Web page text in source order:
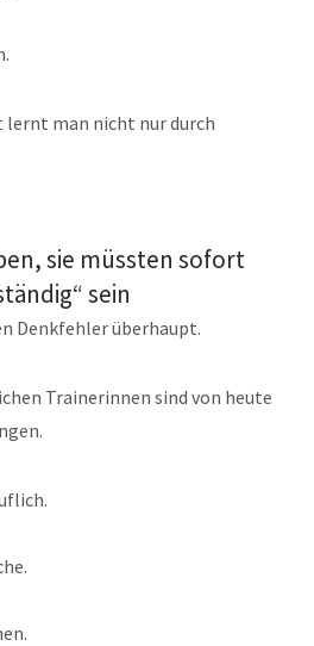
man nicht nur durch
sie müssten sofort
sein
Denkfehler überhaupt.
Trainerinnen sind von heute